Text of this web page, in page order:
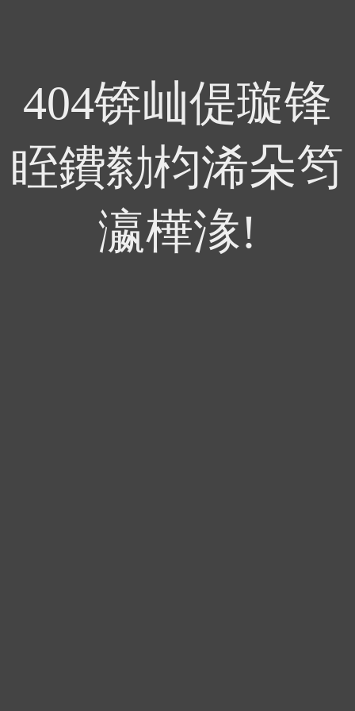
404锛屾偍璇锋
眰鐨勬枃浠朵笉
瀛樺湪!